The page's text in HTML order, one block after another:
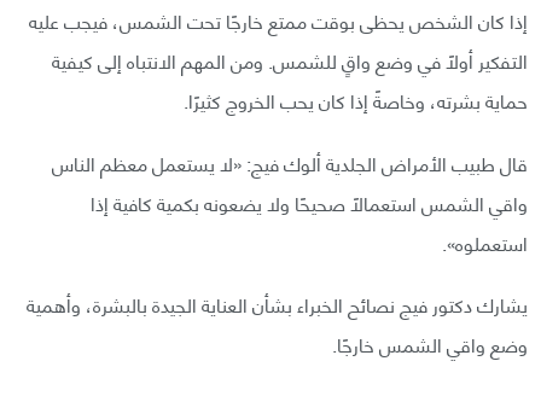
إذا كان الشخص يحظى بوقت ممتع خارجًا تحت الشمس، فيجب عليه
التفكير أولًا في وضع واقٍ للشمس. ومن المهم الانتباه إلى كيفية
حماية بشرته، وخاصةً إذا كان يحب الخروج كثيرًا.
قال طبيب الأمراض الجلدية ألوك فيج: «لا يستعمل معظم الناس
واقي الشمس استعمالًا صحيحًا ولا يضعونه بكمية كافية إذا
استعملوه».
يشارك دكتور فيج نصائح الخبراء بشأن العناية الجيدة بالبشرة، وأهمية
وضع واقي الشمس خارجًا.